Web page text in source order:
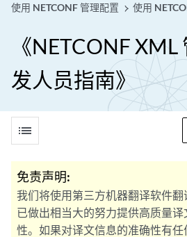
使用 NETCONF 管理配置
使用
《NETCONF
发人员指南》
list
免责声明:
我们将使用第三方机器翻译软件
已做出相当大的努力提供高质量
性。如果对译文信息的准确性有